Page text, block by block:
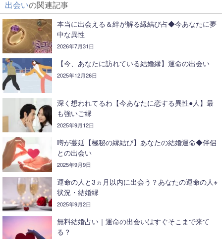
出会いの関連記事
本当に出会える＆絆が解る縁結び占◆今あなたに夢
中な異性
2026年7月31日
【今、あなたに訪れている結婚縁】運命の出会い
2025年12月26日
深く想われてるわ【今あなたに恋する異性●人】最
も強いご縁
2025年9月12日
噂が蔓延【極秘の縁結び】あなたの結婚運命◆伴侶
との出会い
2025年9月9日
運命の人と3ヵ月以内に出会う？あなたの運命の人※
状況・結婚縁
2025年9月2日
無料結婚占い｜運命の出会いはすぐそこまで来て
る？